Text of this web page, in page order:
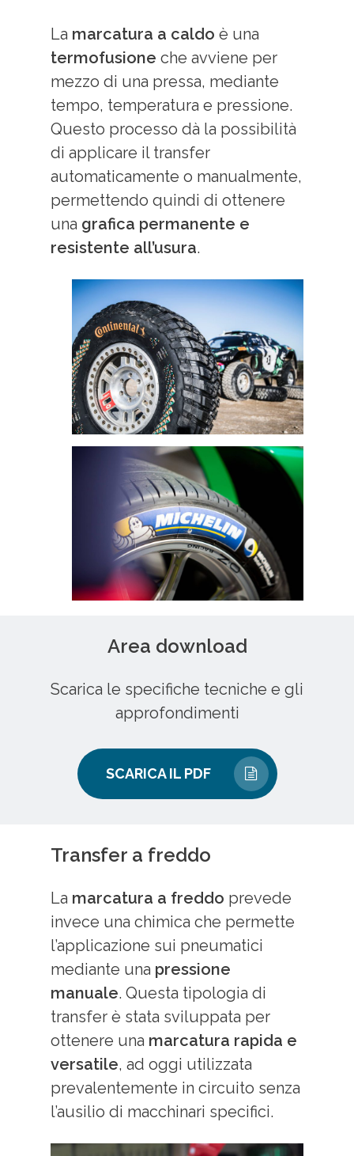
La marcatura a caldo è una
termofusione che avviene per
mezzo di una pressa, mediante
tempo, temperatura e pressione.
Questo processo dà la possibilità
di applicare il transfer
automaticamente o manualmente,
permettendo quindi di ottenere
una grafica permanente e
resistente all’usura.
Area download
Scarica le specifiche tecniche e gli
approfondimenti
SCARICA IL PDF
Transfer a freddo
La marcatura a freddo prevede
invece una chimica che permette
l’applicazione sui pneumatici
mediante una pressione
manuale. Questa tipologia di
transfer è stata sviluppata per
ottenere una marcatura rapida e
versatile, ad oggi utilizzata
prevalentemente in circuito senza
l’ausilio di macchinari specifici.